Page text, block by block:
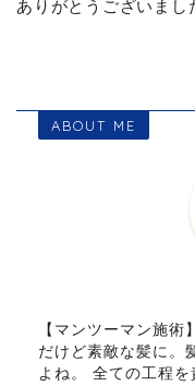
ありがとうございまし
ABOUT ME
【マンツーマン施
だけど素敵な髪に。
よね。 全ての工程